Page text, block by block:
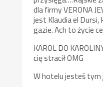
dla firmy VERONA
jest Klaudia el Dursi,
gazie. Ach to życie
KAROL DO
cię stracił OMG
W hotelu jesteś tym